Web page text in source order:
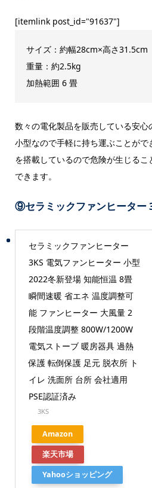
[itemlink post_id="91637"]
サイズ：約幅28cm×高さ31.5cm
重量：約‎2.5kg
加熱範囲 6 畳
数々の電化製品を販売している安心
小型なので手軽に持ち運ぶことがで
を搭載しているので危険が生じる
できます。
⑨セラミックファンヒーター
セラミックファンヒーター
3KS 電気ファンヒーター 小型
2022冬新登場 知能恒温 8畳
瞬間速暖 省エネ 温度調整可
能 ファンヒーター 大風量 2
段階温度調整 800W/1200W
電気ストーブ 暖房器具 過熱
保護 転倒保護 足元 脱衣所 ト
イレ 洗面所 台所 会社適用
PSE認証済み
3KS
Amazon
楽天市場
Yahooショッピング